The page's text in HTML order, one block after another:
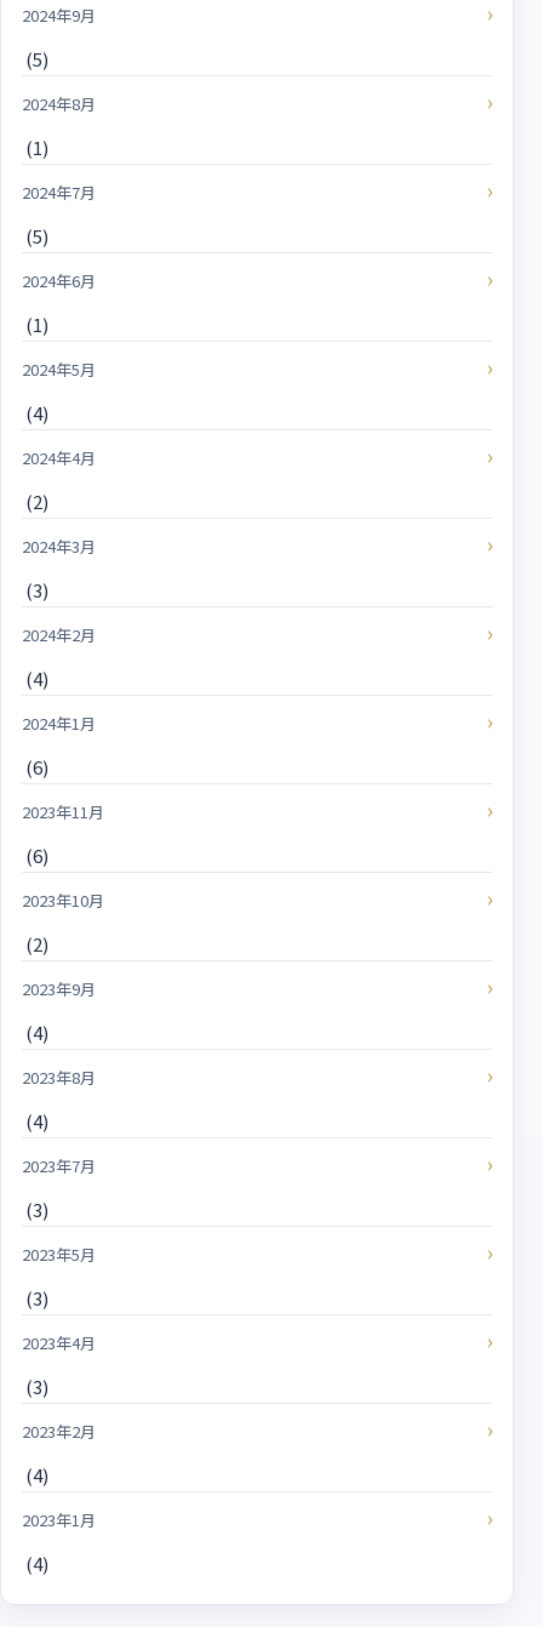
2024年9月
(5)
2024年8月
(1)
2024年7月
(5)
2024年6月
(1)
2024年5月
(4)
2024年4月
(2)
2024年3月
(3)
2024年2月
(4)
2024年1月
(6)
2023年11月
(6)
2023年10月
(2)
2023年9月
(4)
2023年8月
(4)
2023年7月
(3)
2023年5月
(3)
2023年4月
(3)
2023年2月
(4)
2023年1月
(4)